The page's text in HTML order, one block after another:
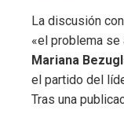
La discusión
«el problema se
Mariana
el partido del
Tras una